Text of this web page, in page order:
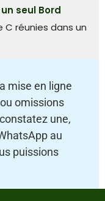
seul Bord
réunies dans un
mise en ligne
omissions
une,
au
puissions